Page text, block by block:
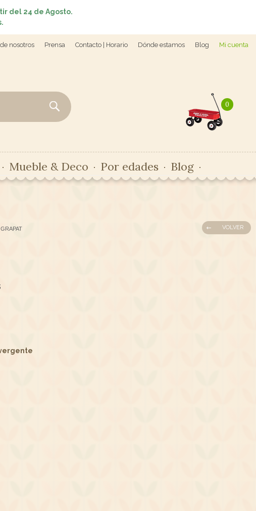
del 24 de Agosto.
nosotros Prensa Contacto | Horario Dónde estamos Blog Mi cuenta
0
Mueble & Deco Por edades
Blog
VOLVER